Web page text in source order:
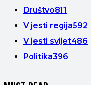
Društvo811
Vijesti regija592
Vijesti svijet486
Politika396